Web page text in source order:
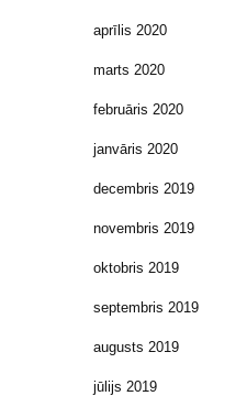
aprīlis 2020
marts 2020
februāris 2020
janvāris 2020
decembris 2019
novembris 2019
oktobris 2019
septembris 2019
augusts 2019
jūlijs 2019